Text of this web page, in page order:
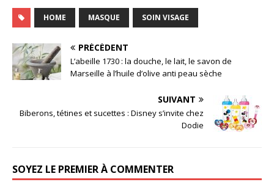
HOME MASQUE SOIN VISAGE
PRÉCÉDENT
L’abeille 1730 : la douche, le lait, le savon de
Marseille à l’huile d’olive anti peau sèche
SUIVANT
Biberons, tétines et sucettes : Disney s’invite chez
Dodie
SOYEZ LE PREMIER À COMMENTER